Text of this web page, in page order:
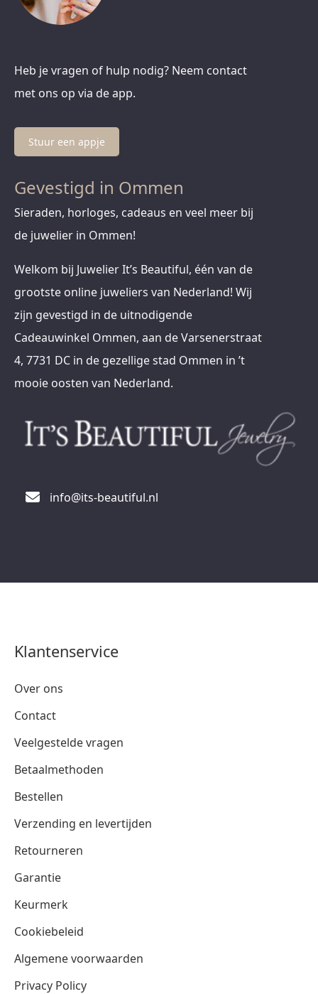
Heb je vragen of hulp nodig? Neem contact
met ons op via de app.
Stuur een appje
Gevestigd in Ommen
Sieraden, horloges, cadeaus en veel meer bij
de juwelier in Ommen!
Welkom bij Juwelier It’s Beautiful, één van de
grootste online juweliers van Nederland! Wij
zijn gevestigd in de uitnodigende
Cadeauwinkel Ommen, aan de Varsenerstraat
4, 7731 DC in de gezellige stad Ommen in ’t
mooie oosten van Nederland.
info@its-beautiful.nl
Klantenservice
Over ons
Contact
Veelgestelde vragen
Betaalmethoden
Bestellen
Verzending en levertijden
Retourneren
Garantie
Keurmerk
Cookiebeleid
Algemene voorwaarden
Privacy Policy